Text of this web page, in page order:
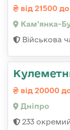
від 21500
Кам'янка-
Військова
від 20000
Дніпро
233